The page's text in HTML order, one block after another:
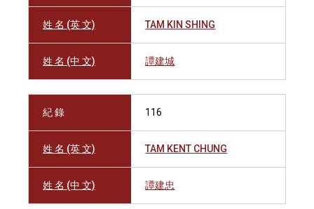
姓 名 (英 文) TAM KIN SHING
姓 名 (中 文) 譚建城
紀 錄 116
姓 名 (英 文) TAM KENT CHUNG
姓 名 (中 文) 譚建忠